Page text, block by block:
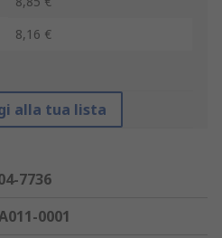
8,16 €
alla tua lista
7736
0001